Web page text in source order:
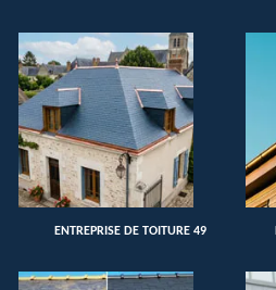
ENTREPRISE DE TOITURE 49